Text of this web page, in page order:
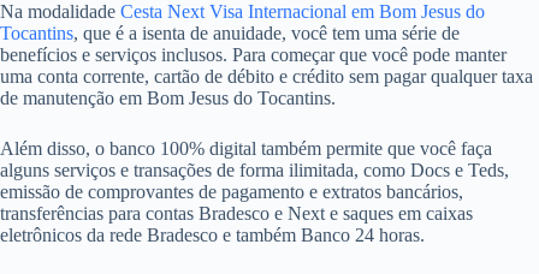
Na modalidade Cesta Next Visa Internacional em Bom Jesus do
Tocantins, que é a isenta de anuidade, você tem uma série de
benefícios e serviços inclusos. Para começar que você pode manter
uma conta corrente, cartão de débito e crédito sem pagar qualquer taxa
de manutenção em Bom Jesus do Tocantins.
Além disso, o banco 100% digital também permite que você faça
alguns serviços e transações de forma ilimitada, como Docs e Teds,
emissão de comprovantes de pagamento e extratos bancários,
transferências para contas Bradesco e Next e saques em caixas
eletrônicos da rede Bradesco e também Banco 24 horas.